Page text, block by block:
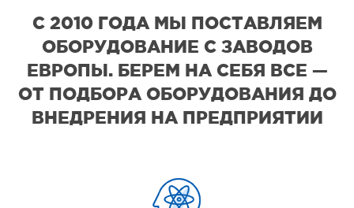
С 2010 ГОДА МЫ ПОСТАВЛЯЕМ
ОБОРУДОВАНИЕ С ЗАВОДОВ
ЕВРОПЫ. БЕРЕМ НА СЕБЯ ВСЕ —
ОТ ПОДБОРА ОБОРУДОВАНИЯ ДО
ВНЕДРЕНИЯ НА ПРЕДПРИЯТИИ